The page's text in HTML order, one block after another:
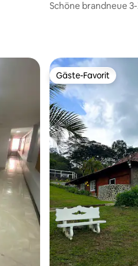
Schöne brandneue
Bewertungen
Gäste-Favorit
Gäste-Favorit